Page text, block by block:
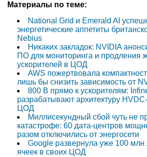
Материалы по теме:
National Grid и Emerald AI
энергетические аппетиты
Nebius
Никаких закладок: NVIDIA
ПО для мониторинга и продления
ускорителей в ЦОД
AWS пожертвовала
лишь бы снизить зависимость от
800 В прямо к ускорителям:
разрабатывают архитектуру
ЦОД
Миллисекундный сбой чуть не
катастрофе: 60 дата-центров
разом отключились от энергосети
Google развернула уже 100
ячеек в своих ЦОД